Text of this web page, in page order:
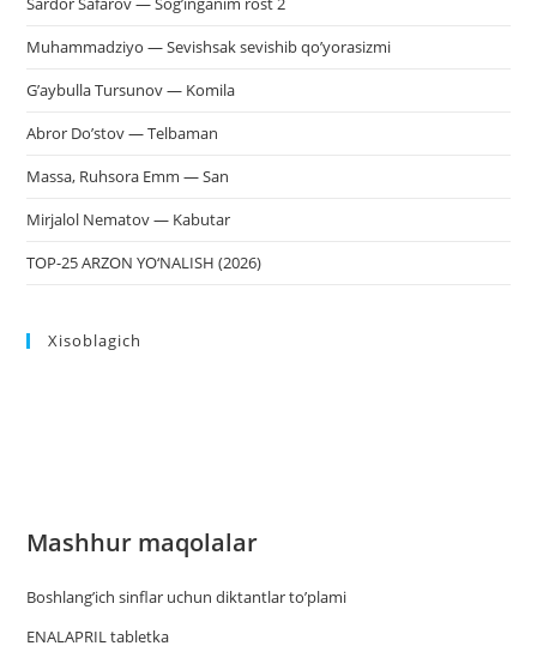
Muhammadziyo — Sevishsak sevishib qo’yorasizmi
G’aybulla Tursunov — Komila
Abror Do’stov — Telbaman
Massa, Ruhsora Emm — San
Mirjalol Nematov — Kabutar
TOP-25 ARZON YO‘NALISH (2026)
Xisoblagich
Mashhur maqolalar
Boshlang’ich sinflar uchun diktantlar to’plami
ENALAPRIL tabletka